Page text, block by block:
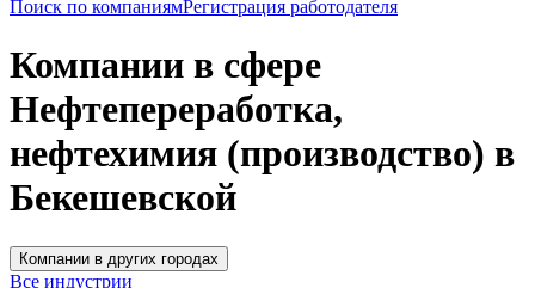
Поиск по компаниямРегистрация работодателя
Компании в сфере
Нефтепереработка,
нефтехимия (производство) в
Бекешевской
Компании в других городах
Все индустрии